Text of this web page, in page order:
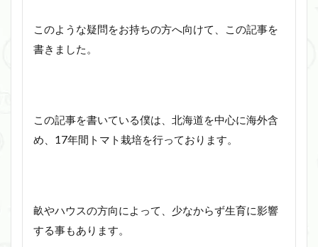
このような疑問をお持ちの方へ向けて、この記事を
書きました。
この記事を書いている僕は、北海道を中心に海外含
め、17年間トマト栽培を行っております。
畝やハウスの方向によって、少なからず生育に影響
する事もあります。